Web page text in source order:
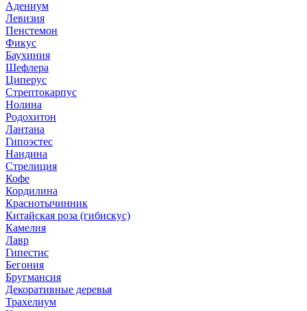
Адениум
Левизия
Пенстемон
Фикус
Баухиния
Шефлера
Циперус
Стрептокарпус
Нолина
Родохитон
Лантана
Гипоэстес
Нандина
Стрелиция
Кофе
Кордилина
Краснотычинник
Китайская роза (гибискус)
Камелия
Лавр
Гипестис
Бегония
Бругмансия
Декоративные деревья
Трахелиум